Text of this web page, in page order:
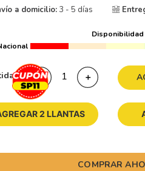
a domicilio:3 - 5 días
Disponibilidad
＋
－
2 LLANTAS
COMPRAR